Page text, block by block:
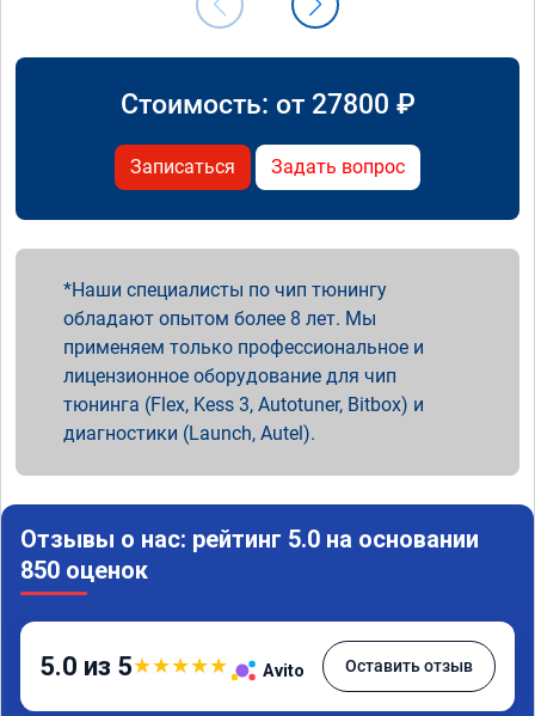
Стоимость: от 27800 ₽
Записаться Задать вопрос
Наши специалисты по чип тюнингу
обладают опытом более 8 лет. Мы
применяем только профессиональное и
лицензионное оборудование для чип
тюнинга (Flex, Kess 3, Autotuner, Bitbox) и
диагностики (Launch, Autel).
Отзывы о нас: рейтинг 5.0 на основании
850 оценок
5.0 из 5★★★★★ Avito Оставить отзыв